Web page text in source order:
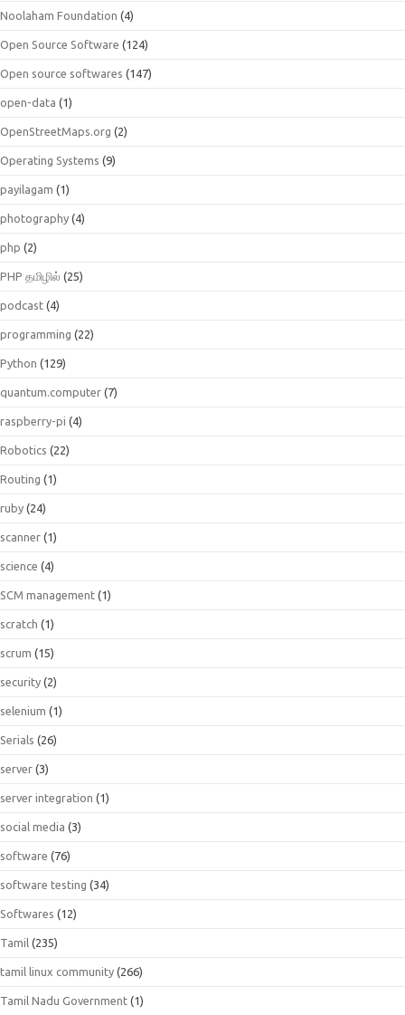
Noolaham Foundation (4)
Open Source Software (124)
Open source softwares (147)
open-data (1)
OpenStreetMaps.org (2)
Operating Systems (9)
payilagam (1)
photography (4)
php (2)
PHP தமிழில் (25)
podcast (4)
programming (22)
Python (129)
quantum.computer (7)
raspberry-pi (4)
Robotics (22)
Routing (1)
ruby (24)
scanner (1)
science (4)
SCM management (1)
scratch (1)
scrum (15)
security (2)
selenium (1)
Serials (26)
server (3)
server integration (1)
social media (3)
software (76)
software testing (34)
Softwares (12)
Tamil (235)
tamil linux community (266)
Tamil Nadu Government (1)